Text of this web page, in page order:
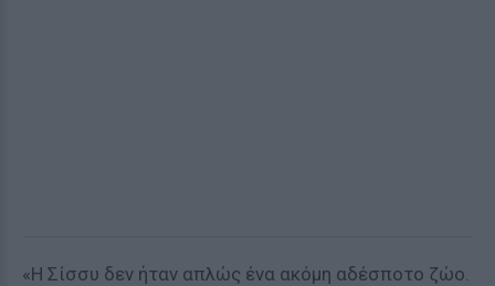
«Η Σίσσυ δεν ήταν απλώς ένα ακόμη αδέσποτο ζώο.